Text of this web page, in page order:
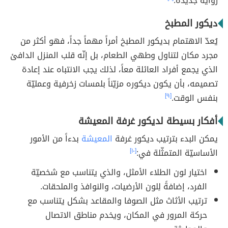
ديكور المطبخ
يُعدّ الاهتمام بديكور المطبخ أمراً مهماً جداً، فهو أكثر من
مجرد مكان لتناول وطهي الطعام، بل إنّه قلب المنزل الدافئ
الذي يجمع أفراد العائلة معاً، لذلك يجب الانتباه عند إعادة
تصميمه، بأن يكون ديكوره مزيّناً بلمسات زخرفية وعمليّة
بنفس الوقت.[٩]
أفكار بسيطة لديكور غرفة المعيشة
يمكن البدء بترتيب ديكور غرفة المعيشة بدءاً من الأمور
الأساسيّة المتمثّلة في:[١٠]
اختيار لون الطلاء الأمثل، والذي يتناسب مع شخصيّة
الفرد، إضافةً لِلون الأرضيات، والنوافذ والملحقات.
ترتيب الأثاث مثل الصوفا والمقاعد بشكل يتناسب مع
حركة المرور في المكان، ويخدم مناطق الاتصال